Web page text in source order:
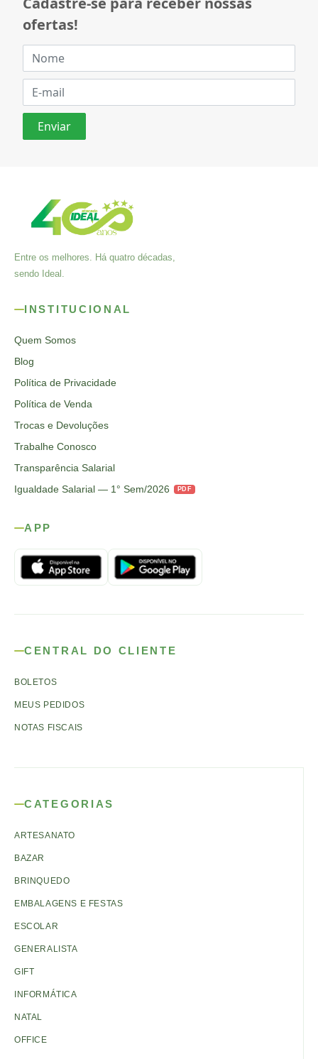
ofertas!
Entre os melhores. Há quatro décadas,
sendo Ideal.
INSTITUCIONAL
Quem Somos
Blog
Política de Privacidade
Política de Venda
Trocas e Devoluções
Trabalhe Conosco
Transparência Salarial
Igualdade Salarial — 1° Sem/2026
PDF
APP
CENTRAL DO CLIENTE
BOLETOS
MEUS PEDIDOS
NOTAS FISCAIS
CATEGORIAS
ARTESANATO
BAZAR
BRINQUEDO
EMBALAGENS E FESTAS
ESCOLAR
GENERALISTA
GIFT
INFORMÁTICA
NATAL
OFFICE